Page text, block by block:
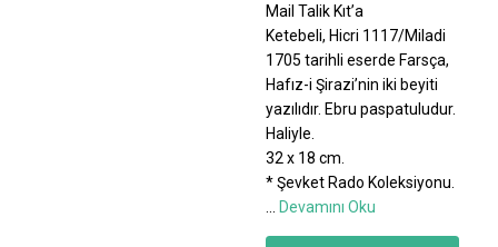
Mail Talik Kıt’a
Ketebeli, Hicri 1117/Miladi
1705 tarihli eserde Farsça,
Hafız-i Şirazi’nin iki beyiti
yazılıdır. Ebru paspatuludur.
Haliyle.
32 x 18 cm.
* Şevket Rado Koleksiyonu.
Devamını Oku